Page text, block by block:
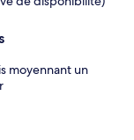
moyennant un